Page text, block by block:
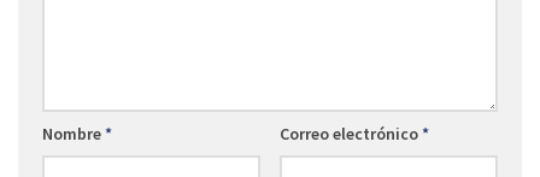
Nombre* Correo electrónico*